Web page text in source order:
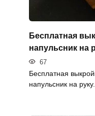
Бесплатная
напульсник на
67
Бесплатная
напульсник на руку.